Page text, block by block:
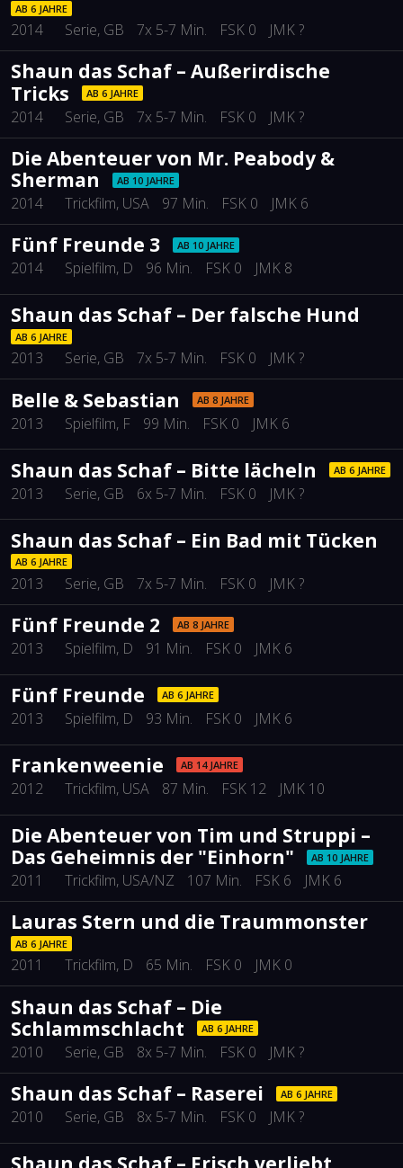
AB 6 JAHRE
2014 Serie, GB 7x 5-7 Min. FSK 0 JMK ?
Shaun das Schaf – Außerirdische
Tricks
AB 6 JAHRE
2014 Serie, GB 7x 5-7 Min. FSK 0 JMK ?
Die Abenteuer von Mr. Peabody &
Sherman
AB 10 JAHRE
2014 Trickfilm, USA 97 Min. FSK 0 JMK 6
Fünf Freunde 3 AB 10 JAHRE
2014 Spielfilm, D 96 Min. FSK 0 JMK 8
Shaun das Schaf – Der falsche Hund
AB 6 JAHRE
2013 Serie, GB 7x 5-7 Min. FSK 0 JMK ?
Belle & Sebastian AB 8 JAHRE
2013 Spielfilm, F 99 Min. FSK 0 JMK 6
Shaun das Schaf – Bitte lächeln AB 6 JAHRE
2013 Serie, GB 6x 5-7 Min. FSK 0 JMK ?
Shaun das Schaf – Ein Bad mit Tücken
AB 6 JAHRE
2013 Serie, GB 7x 5-7 Min. FSK 0 JMK ?
Fünf Freunde 2 AB 8 JAHRE
2013 Spielfilm, D 91 Min. FSK 0 JMK 6
Fünf Freunde AB 6 JAHRE
2013 Spielfilm, D 93 Min. FSK 0 JMK 6
Frankenweenie AB 14 JAHRE
2012 Trickfilm, USA 87 Min. FSK 12 JMK 10
Die Abenteuer von Tim und Struppi –
Das Geheimnis der "Einhorn"
AB 10 JAHRE
2011 Trickfilm, USA/NZ 107 Min. FSK 6 JMK 6
Lauras Stern und die Traummonster
AB 6 JAHRE
2011 Trickfilm, D 65 Min. FSK 0 JMK 0
Shaun das Schaf – Die
Schlammschlacht
AB 6 JAHRE
2010 Serie, GB 8x 5-7 Min. FSK 0 JMK ?
Shaun das Schaf – Raserei AB 6 JAHRE
2010 Serie, GB 8x 5-7 Min. FSK 0 JMK ?